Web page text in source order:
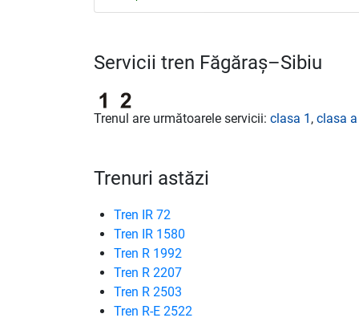
Servicii tren Făgăraș–Sibiu
Trenul are următoarele servicii: clasa 1 , clasa a
Trenuri astăzi
Tren IR 72
Tren IR 1580
Tren R 1992
Tren R 2207
Tren R 2503
Tren R-E 2522